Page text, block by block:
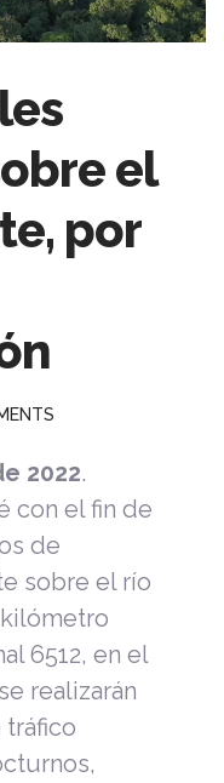
el
por
2022.
con el fin de
de
sobre el río
6512, en el
realizarán